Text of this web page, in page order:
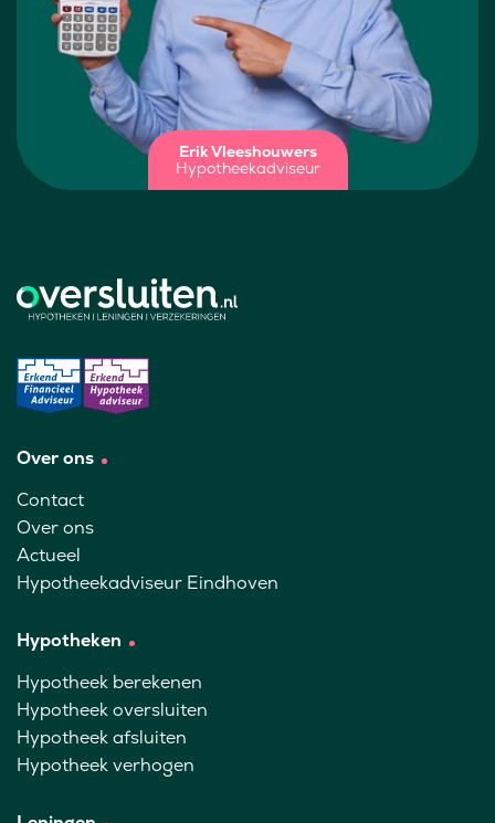
Erik Vleeshouwers
Hypotheekadviseur
Over ons
Contact
Over ons
Actueel
Hypotheekadviseur Eindhoven
Hypotheken
Hypotheek berekenen
Hypotheek oversluiten
Hypotheek afsluiten
Hypotheek verhogen